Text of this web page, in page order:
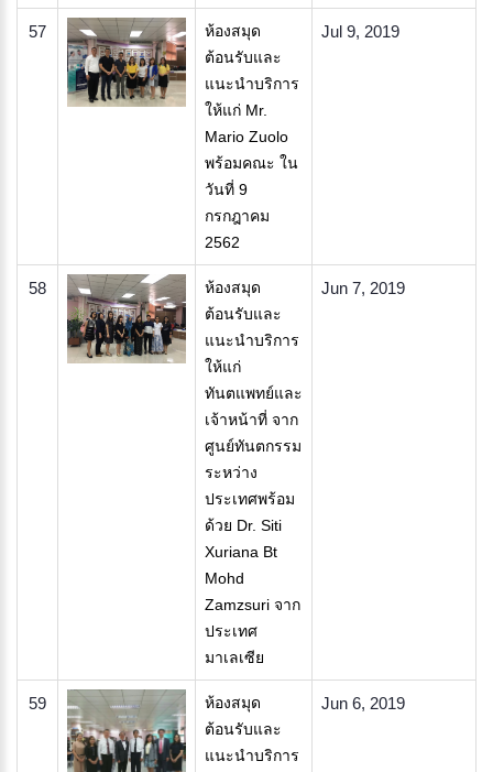
57
ห้องสมุด
ต้อนรับและ
แนะนำบริการ
ให้แก่ Mr.
Mario Zuolo
พร้อมคณะ ใน
วันที่ 9
กรกฎาคม
2562
Jul 9, 2019
58
ห้องสมุด
ต้อนรับและ
แนะนำบริการ
ให้แก่​
ทันตแพทย์และ
เจ้าหน้าที่ จาก
ศูนย์ทันตกรรม
ระหว่าง
ประเทศพร้อม
ด้วย Dr. Siti
Xuriana Bt
Mohd
Zamzsuri จาก
ประเทศ
มาเลเซีย
Jun 7, 2019
59
ห้องสมุด
ต้อนรับและ
แนะนำบริการ
Jun 6, 2019